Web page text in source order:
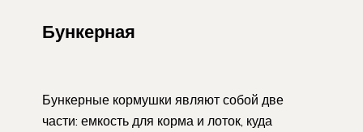
Бункерная
Бункерные кормушки являют собой две
части: емкость для корма и лоток, куда